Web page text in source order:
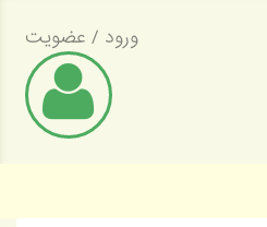
ورود /عضویت